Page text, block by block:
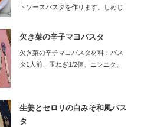
トソースパスタを作ります。しめじ
欠き菜の辛子マヨパスタ
欠き菜の辛子マヨパスタ材料：パス
タ1人前、玉ねぎ1/2個、ニンニク、
生姜とセロリの白みそ和風パス
タ